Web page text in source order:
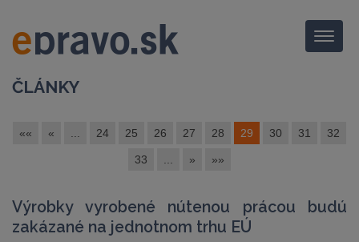
Menu
ČLÁNKY
«« « 24 25 26 27 28 29 30 31 32
33 » »»
Výrobky vyrobené nútenou prácou budú
zakázané na jednotnom trhu EÚ